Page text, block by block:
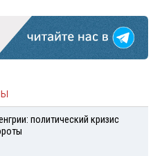
политический кризис